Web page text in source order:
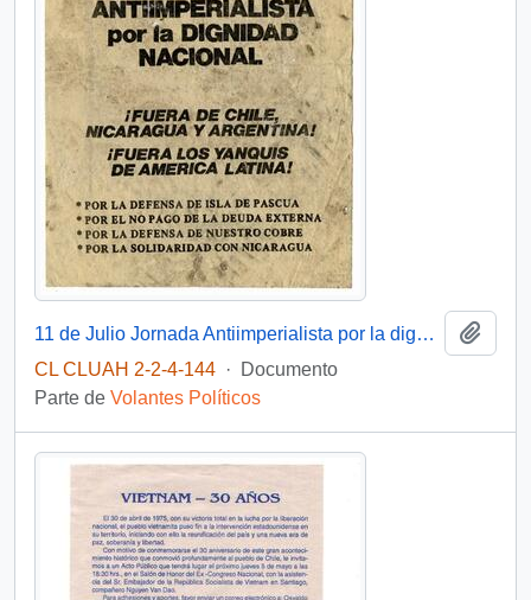
11 de Julio Jornada Antiimperialista por la dignidad nacional
CL CLUAH 2-2-4-144 ·
Documento
Parte de Volantes Políticos